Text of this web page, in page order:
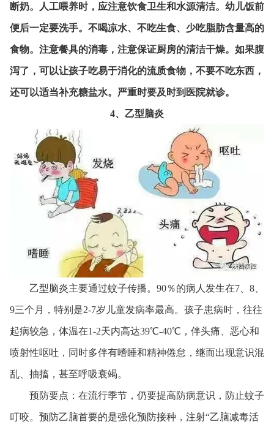
断奶。人工喂养时，应注意饮食卫生和水源清洁。幼儿饭前
便后一定要洗手。不喝凉水、不吃生食、少吃脂肪含量高的
食物。注意餐具的消毒，注意保证厨房的清洁干燥。如果腹
泻了，可以让孩子吃易于消化的流质食物，不要不吃东西，
还可以适当补充糖盐水。严重时要及时到医院就诊。
4、乙型脑炎
乙型脑炎主要通过蚊子传播。90％的病人发生在7、8、
9三个月，特别是2-7岁儿童发病率最高。孩子患病时，往往
起病较急，体温在1-2天内高达39℃-40℃，伴头痛、恶心和
喷射性呕吐，同时多伴有嗜睡和精神倦怠，继而出现意识混
乱、抽搐，甚至呼吸衰竭。
预防要点：在流行季节，仍要提高防病意识，防止蚊子
叮咬。预防乙脑首要的是强化预防接种，注射“乙脑减毒活